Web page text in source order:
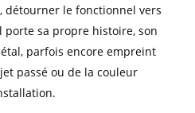
détourner le fonctionnel vers
porte sa propre histoire, son
parfois encore empreint
passé ou de la couleur